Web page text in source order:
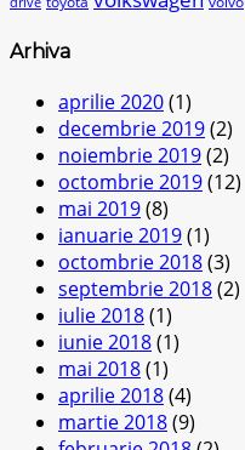
Arhiva
aprilie 2020(1)
decembrie 2019(2)
noiembrie 2019(2)
octombrie 2019(12)
mai 2019(8)
ianuarie 2019(1)
octombrie 2018(3)
septembrie 2018(2)
iulie 2018(1)
iunie 2018(1)
mai 2018(1)
aprilie 2018(4)
martie 2018(9)